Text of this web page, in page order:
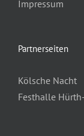
Impressum
Partnerseiten
Kölsche Nacht
Festhalle